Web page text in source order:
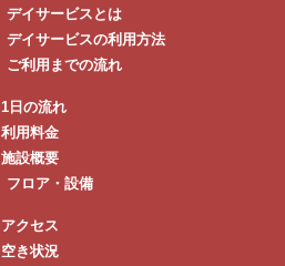
デイサービスとは
デイサービスの利用方法
ご利用までの流れ
1日の流れ
利用料金
施設概要
フロア・設備
アクセス
空き状況